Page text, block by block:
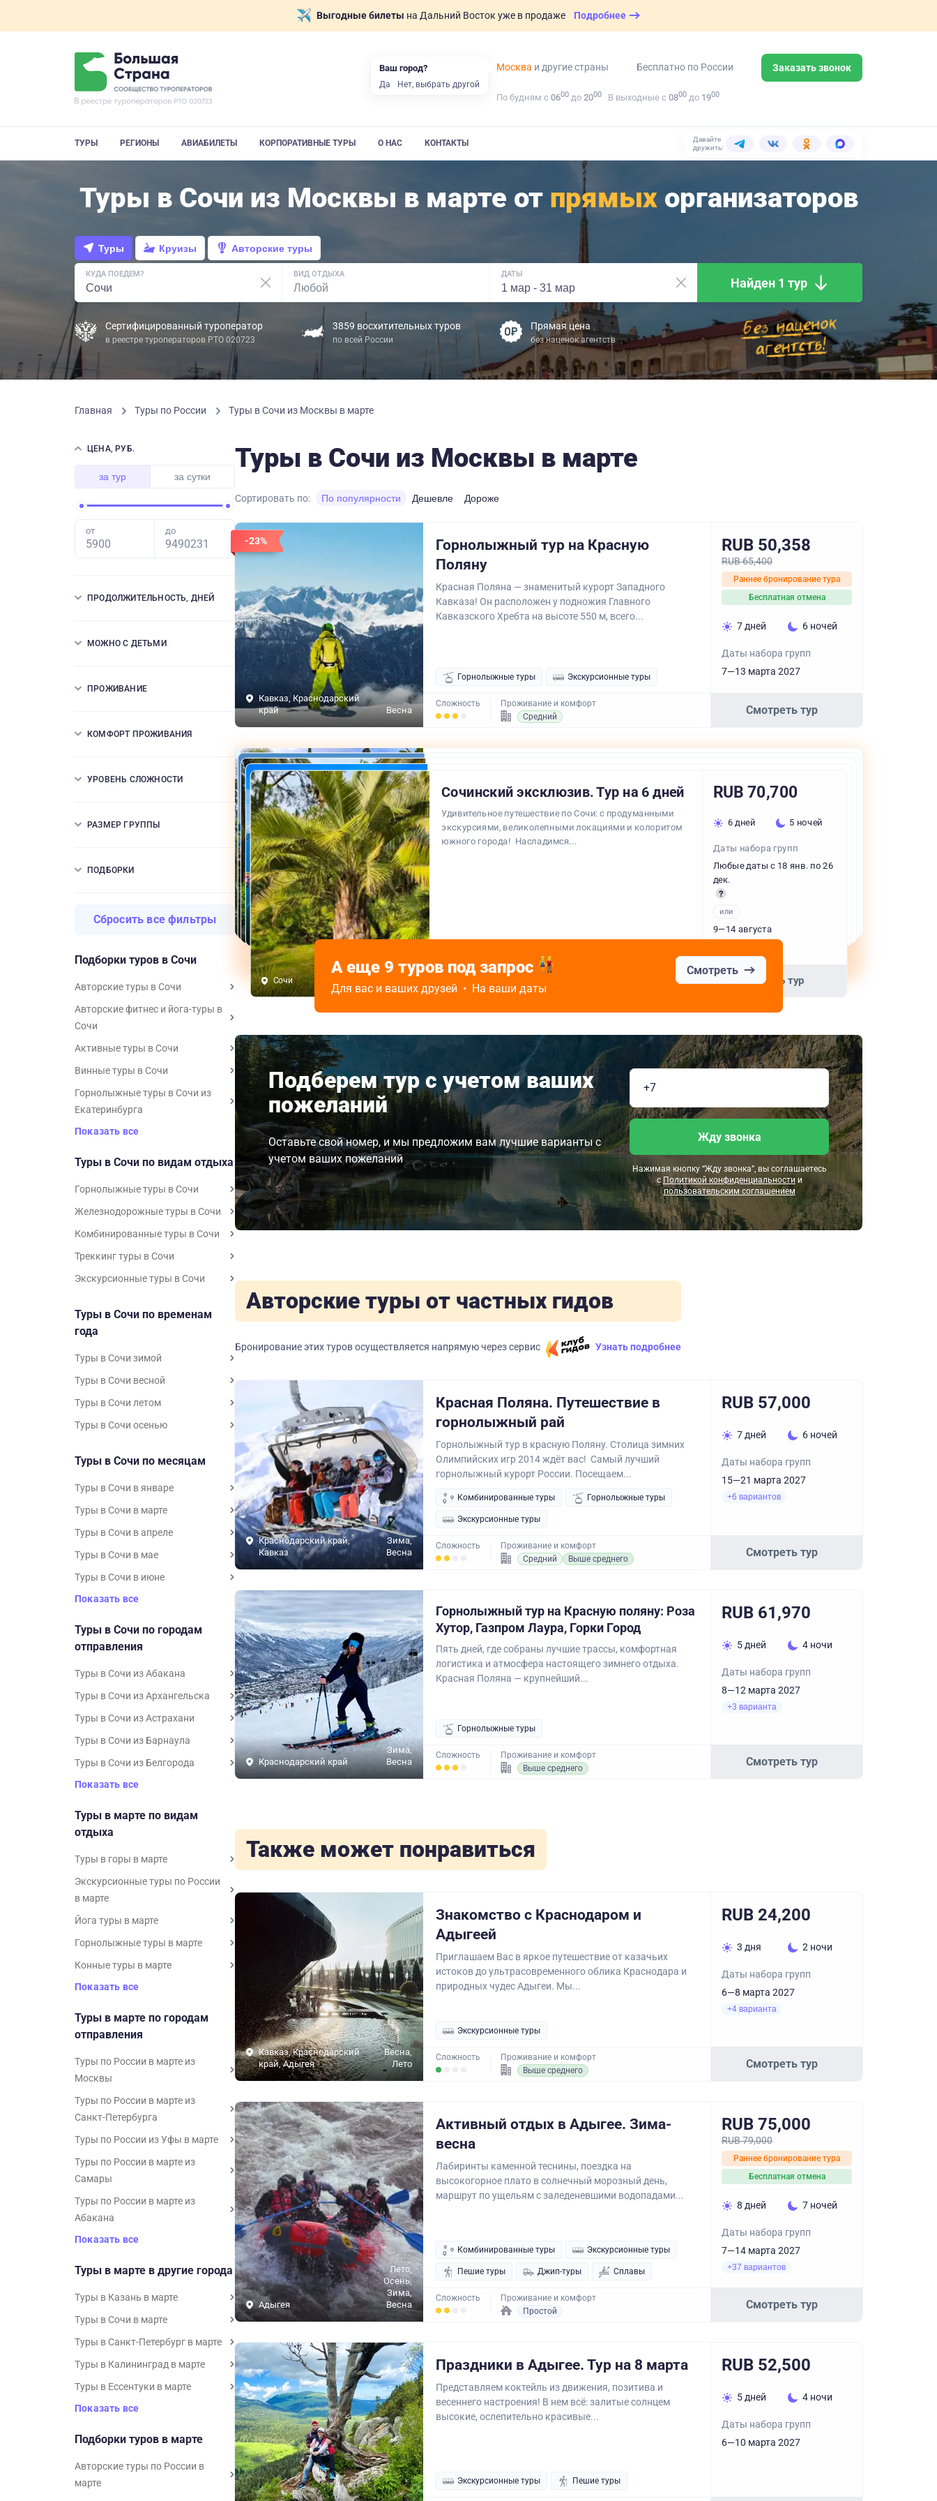
Выгодные билеты на Дальний Восток уже в продаже Подробнее
Москва и другие страны Бесплатно по России Заказать звонок
По будням с 0600 до 2000 В выходные с 0800 до 1900
ТУРЫ РЕГИОНЫ АВИАБИЛЕТЫ КОРПОРАТИВНЫЕ ТУРЫ О НАС КОНТАКТЫ
Давайте
дружить:
Туры в Сочи из Москвы в марте от прямыхорганизаторов
Туры Круизы Авторские туры
КУДА ПОЕДЕМ? ВИД ОТДЫХА ДАТЫ
Найден 1 тур
Сертифицированный туроператор
в реестре туроператоров РТО 020723
3859 восхитительных туров
по всей России
Прямая цена
без наценок агентств
Главная Туры по России Туры в Сочи из Москвы в марте
ЦЕНА, РУБ.
за тур за сутки
от до
ПРОДОЛЖИТЕЛЬНОСТЬ, ДНЕЙ
МОЖНО С ДЕТЬМИ
ПРОЖИВАНИЕ
КОМФОРТ ПРОЖИВАНИЯ
УРОВЕНЬ СЛОЖНОСТИ
РАЗМЕР ГРУППЫ
ПОДБОРКИ
Сбросить все фильтры
Подборки туров в Сочи
Авторские туры в Сочи
Авторские фитнес и йога-туры в
Сочи
Активные туры в Сочи
Винные туры в Сочи
Горнолыжные туры в Сочи из
Екатеринбурга
Показать все
Туры в Сочи по видам отдыха
Горнолыжные туры в Сочи
Железнодорожные туры в Сочи
Комбинированные туры в Сочи
Треккинг туры в Сочи
Экскурсионные туры в Сочи
Туры в Сочи по временам
года
Туры в Сочи зимой
Туры в Сочи весной
Туры в Сочи летом
Туры в Сочи осенью
Туры в Сочи по месяцам
Туры в Сочи в январе
Туры в Сочи в марте
Туры в Сочи в апреле
Туры в Сочи в мае
Туры в Сочи в июне
Показать все
Туры в Сочи по городам
отправления
Туры в Сочи из Абакана
Туры в Сочи из Архангельска
Туры в Сочи из Астрахани
Туры в Сочи из Барнаула
Туры в Сочи из Белгорода
Показать все
Туры в марте по видам
отдыха
Туры в горы в марте
Экскурсионные туры по России
в марте
Йога туры в марте
Горнолыжные туры в марте
Конные туры в марте
Показать все
Туры в марте по городам
отправления
Туры по России в марте из
Москвы
Туры по России в марте из
Санкт-Петербурга
Туры по России из Уфы в марте
Туры по России в марте из
Самары
Туры по России в марте из
Абакана
Показать все
Туры в марте в другие города
Туры в Казань в марте
Туры в Сочи в марте
Туры в Санкт-Петербург в марте
Туры в Калининград в марте
Туры в Ессентуки в марте
Показать все
Подборки туров в марте
Авторские туры по России в
марте
Туры в Сочи из Москвы в марте
Сортировать по: По популярности Дешевле Дороже
-23%
Кавказ, Краснодарский
край
Весна
Горнолыжный тур на Красную
Поляну
Красная Поляна — знаменитый курорт Западного
Кавказа! Он расположен у подножия Главного
Кавказского Хребта на высоте 550 м, всего...
Горнолыжные туры Экскурсионные туры
Сложность
Проживание и комфорт
Средний
RUB 50,358
RUB 65,400
Раннее бронирование тура
Бесплатная отмена
7 дней 6 ночей
Даты набора групп
7—13 марта 2027
Смотреть тур
А еще 9 туров под запрос
Для вас и ваших друзей • На ваши даты
Смотреть
Сочи
Осень,
Сочинский эксклюзив. Тур на 6 дней
Удивительное путешествие по Сочи: с продуманными
экскурсиями, великолепными локациями и колоритом
южного города! Насладимся...
Сложность Проживание и комфорт
Средний
RUB 70,700
6 дней 5 ночей
Даты набора групп
Любые даты с 18 янв. по 26
дек.
или
9—14 августа
Смотреть тур
Сочи
Лето,
Осень,
Зима
Сочи
Лето,
Осень,
Зима
Сочи
Лето,
Осень,
Зима
Сочи
Лето,
Осень,
Зима
Подберем тур с учетом ваших
пожеланий
Оставьте свой номер, и мы предложим вам лучшие варианты с
учетом ваших пожеланий
Жду звонка
Нажимая кнопку “Жду звонка”, вы соглашаетесь
сПолитикой конфиденциальности и
пользовательским соглашением
Авторские туры от частных гидов
Бронирование этих туров осуществляется напрямую через сервис Узнать подробнее
Краснодарский край,
Кавказ
Зима,
Весна
Красная Поляна. Путешествие в
горнолыжный рай
Горнолыжный тур в красную Поляну. Столица зимних
Олимпийских игр 2014 ждёт вас! Самый лучший
горнолыжный курорт России. Посещаем...
Комбинированные туры Горнолыжные туры
Экскурсионные туры
Сложность
Проживание и комфорт
Средний
Выше среднего
RUB 57,000
7 дней 6 ночей
Даты набора групп
15—21 марта 2027
+6 вариантов
Смотреть тур
Краснодарский край
Зима,
Весна
Горнолыжный тур на Красную поляну: Роза
Хутор, Газпром Лаура, Горки Город
Пять дней, где собраны лучшие трассы, комфортная
логистика и атмосфера настоящего зимнего отдыха.
Красная Поляна — крупнейший...
Горнолыжные туры
Сложность
Проживание и комфорт
Выше среднего
RUB 61,970
5 дней 4 ночи
Даты набора групп
8—12 марта 2027
+3 варианта
Смотреть тур
Также может понравиться
Кавказ, Краснодарский
край, Адыгея
Весна,
Лето
Знакомство с Краснодаром и
Адыгеей
Приглашаем Вас в яркое путешествие от казачьих
истоков до ультрасовременного облика Краснодара и
природных чудес Адыгеи. Мы...
Экскурсионные туры
Сложность
Проживание и комфорт
Выше среднего
RUB 24,200
3 дня 2 ночи
Даты набора групп
6—8 марта 2027
+4 варианта
Смотреть тур
Адыгея
Лето,
Осень,
Зима,
Весна
Активный отдых в Адыгее. Зима-
весна
Лабиринты каменной теснины, поездка на
высокогорное плато в солнечный морозный день,
маршрут по ущельям с заледеневшими водопадами...
Комбинированные туры Экскурсионные туры
Пешие туры Джип-туры Сплавы
Сложность
Проживание и комфорт
Простой
RUB 75,000
RUB 79,000
Раннее бронирование тура
Бесплатная отмена
8 дней 7 ночей
Даты набора групп
7—14 марта 2027
+37 вариантов
Смотреть тур
Праздники в Адыгее. Тур на 8 марта
Представляем коктейль из движения, позитива и
весеннего настроения! В нем всё: залитые солнцем
высокие, ослепительно красивые...
Экскурсионные туры Пешие туры
RUB 52,500
5 дней 4 ночи
Даты набора групп
6—10 марта 2027
Ваш город?
Да Нет, выбрать другой